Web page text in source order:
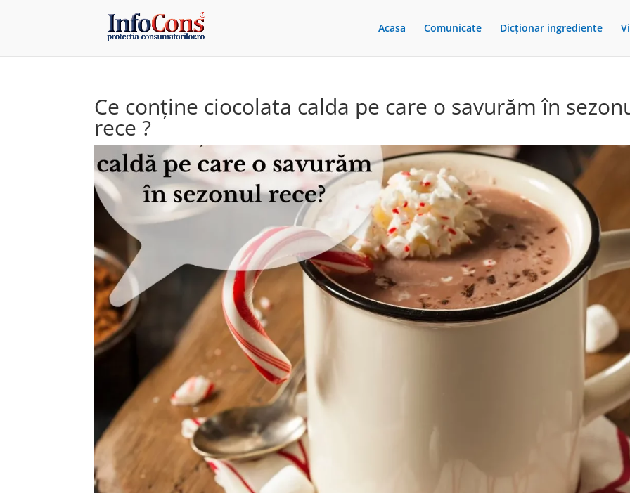
Acasa Comunicate Dicționar ingrediente
Ce conține ciocolata calda pe care o savurăm în
rece ?